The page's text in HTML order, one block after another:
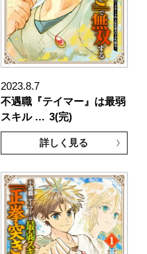
2023.8.7
不遇職『テイマー』は最弱
スキル … 3(完)
詳しく見る